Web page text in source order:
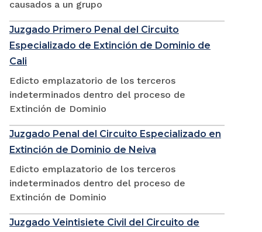
causados a un grupo
Juzgado Primero Penal del Circuito
Especializado de Extinción de Dominio de
Cali
Edicto emplazatorio de los terceros
indeterminados dentro del proceso de
Extinción de Dominio
Juzgado Penal del Circuito Especializado en
Extinción de Dominio de Neiva
Edicto emplazatorio de los terceros
indeterminados dentro del proceso de
Extinción de Dominio
Juzgado Veintisiete Civil del Circuito de